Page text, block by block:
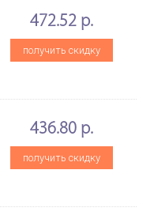
472.52 р.
получить скидку
436.80 р.
получить скидку